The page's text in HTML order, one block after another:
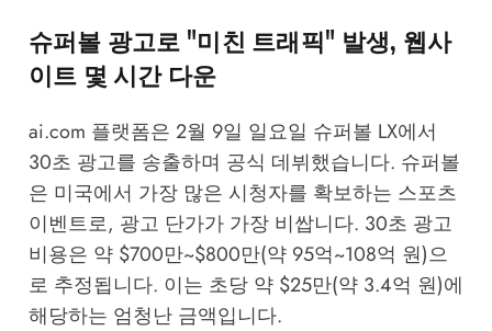
슈퍼볼 광고로 "미친 트래픽" 발생, 웹사
이트 몇 시간 다운
ai.com 플랫폼은 2월 9일 일요일 슈퍼볼 LX에서
30초 광고를 송출하며 공식 데뷔했습니다. 슈퍼볼
은 미국에서 가장 많은 시청자를 확보하는 스포츠
이벤트로, 광고 단가가 가장 비쌉니다. 30초 광고
비용은 약 $700만~$800만(약 95억~108억 원)으
로 추정됩니다. 이는 초당 약 $25만(약 3.4억 원)에
해당하는 엄청난 금액입니다.